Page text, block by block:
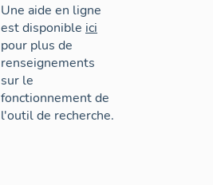
Une aide en ligne
est disponible ici
pour plus de
renseignements
sur le
fonctionnement de
l'outil de recherche.